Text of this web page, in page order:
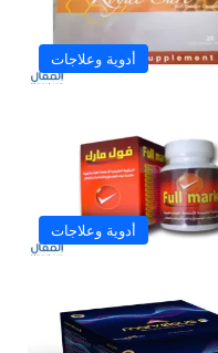
أدوية وعلاجات
أدوية وعلاجات